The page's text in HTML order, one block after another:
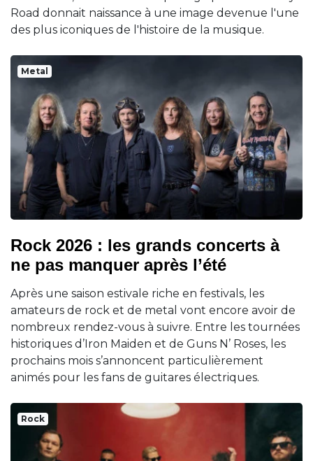
Road donnait naissance à une image devenue l'une
des plus iconiques de l'histoire de la musique.
Metal
Rock 2026 : les grands concerts à
ne pas manquer après l’été
Après une saison estivale riche en festivals, les
amateurs de rock et de metal vont encore avoir de
nombreux rendez-vous à suivre. Entre les tournées
historiques d’Iron Maiden et de Guns N’ Roses, les
prochains mois s’annoncent particulièrement
animés pour les fans de guitares électriques.
Rock